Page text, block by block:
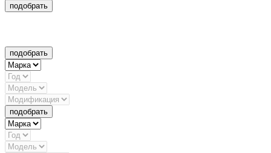
подобрать
подобрать
подобрать